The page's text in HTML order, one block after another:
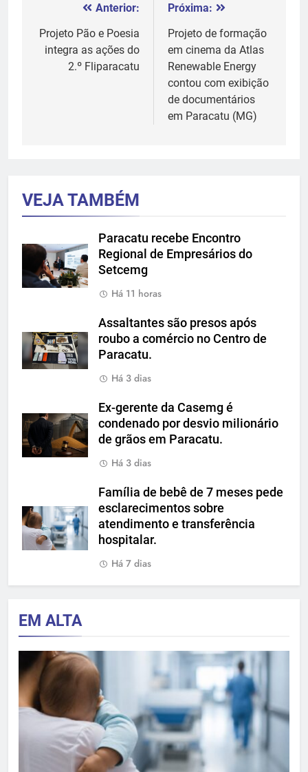
Navegação
de
Post
Anterior:
Projeto Pão e Poesia
integra as ações do
2.º Fliparacatu
Próxima:
Projeto de formação
em cinema da Atlas
Renewable Energy
contou com exibição
de documentários
em Paracatu (MG)
VEJA TAMBÉM
Paracatu recebe Encontro
Regional de Empresários do
Setcemg
Há 11 horas
Assaltantes são presos após
roubo a comércio no Centro de
Paracatu.
Há 3 dias
Ex-gerente da Casemg é
condenado por desvio milionário
de grãos em Paracatu.
Há 3 dias
Família de bebê de 7 meses pede
esclarecimentos sobre
atendimento e transferência
hospitalar.
Há 7 dias
EM ALTA